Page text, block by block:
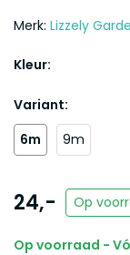
Merk: Lizzely
Kleur:
Variant:
6m
9m
24,- Op
Op voorraad -